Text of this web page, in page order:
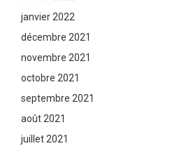
janvier 2022
décembre 2021
novembre 2021
octobre 2021
septembre 2021
août 2021
juillet 2021